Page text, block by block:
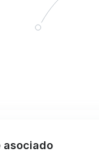
asociado